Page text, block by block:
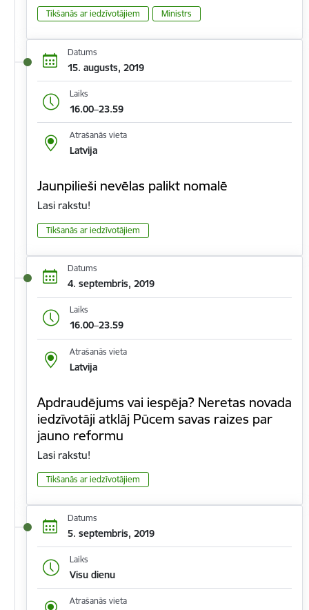
Tikšanās ar iedzīvotājiem Ministrs
Datums
15. augusts, 2019
Laiks
16.00–23.59
Atrašanās vieta
Latvija
Jaunpilieši nevēlas palikt nomalē
Lasi rakstu!
Tikšanās ar iedzīvotājiem
Datums
4. septembris, 2019
Laiks
16.00–23.59
Atrašanās vieta
Latvija
Apdraudējums vai iespēja? Neretas novada
iedzīvotāji atklāj Pūcem savas raizes par
jauno reformu
Lasi rakstu!
Tikšanās ar iedzīvotājiem
Datums
5. septembris, 2019
Laiks
Visu dienu
Atrašanās vieta